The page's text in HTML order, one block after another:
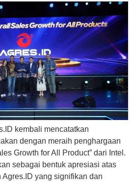
kembali mencatatkan
dengan meraih penghargaan
Growth for All Product” dari Intel.
sebagai bentuk apresiasi atas
yang signifikan dan